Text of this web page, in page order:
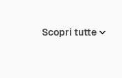
Scopri tutte